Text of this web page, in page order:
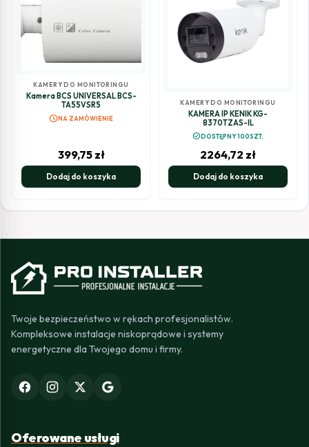
KAMERY DO MONITORINGU
Kamera BCS UNIVERSAL BCS-
TA55VSR5
scheduleNA ZAMÓWIENIE
399,75 zł
Dodaj do koszyka
KAMERY DO MONITORINGU
KAMERA IP KENIK KG-
8370TZAS-IL
check_circleDOSTĘPNY 100SZT.
2264,72 zł
Dodaj do koszyka
Twoje bezpieczeństwo w rękach profesjonalistów.
Kompleksowe instalacje niskoprądowe i systemy
energetyczne dla Twojego domu i firmy.
Oferowane usługi